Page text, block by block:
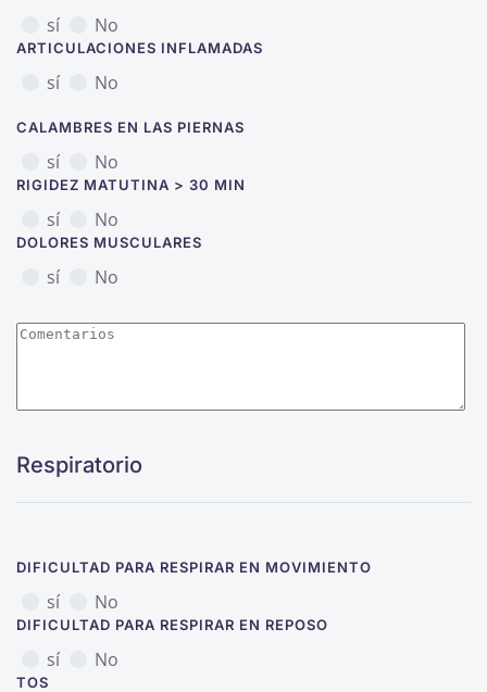
sí No
ARTICULACIONES INFLAMADAS
sí No
CALAMBRES EN LAS PIERNAS
sí No
RIGIDEZ MATUTINA > 30 MIN
sí No
DOLORES MUSCULARES
sí No
Respiratorio
DIFICULTAD PARA RESPIRAR EN MOVIMIENTO
sí No
DIFICULTAD PARA RESPIRAR EN REPOSO
sí No
TOS